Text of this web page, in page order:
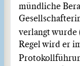
mündliche
verlangt wurde
Regel wird er